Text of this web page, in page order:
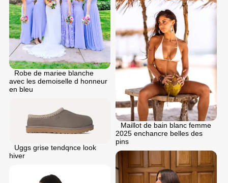
Robe de mariee blanche
avec les demoiselle d honneur
en bleu
Maillot de bain blanc femme
2025 enchancre belles des
pins
Uggs grise tendqnce look
hiver